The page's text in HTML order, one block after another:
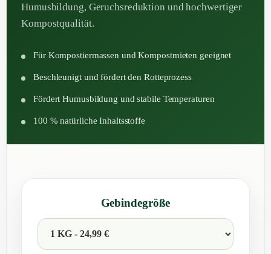
Humusbildung, Geruchsreduktion und hochwertiger
Kompostqualität.
Für Kompostiermassen und Kompostmieten geeignet
Beschleunigt und fördert den Rotteprozess
Fördert Humusbildung und stabile Temperaturen
100 % natürliche Inhaltsstoffe
Gebindegröße